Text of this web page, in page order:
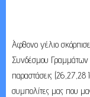
Άφθονο γέλιο
Συνδέσμου Γραμμάτων
παραστάσεις (26,27,28
συμπολίτες μας που